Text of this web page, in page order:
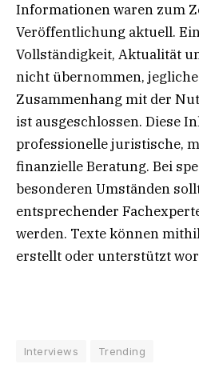
Informationen waren zum
Veröffentlichung aktuell.
Vollständigkeit, Aktualität
nicht übernommen,
Zusammenhang mit der
ist ausgeschlossen. Diese
professionelle juristische,
finanzielle Beratung. Bei
besonderen Umständen
entsprechender
werden. Texte können
erstellt oder unterstützt
Interviews Trending